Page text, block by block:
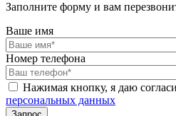
Заполните форму и вам
Ваше имя
Номер телефона
Нажимая кнопку, я даю
персональных данных